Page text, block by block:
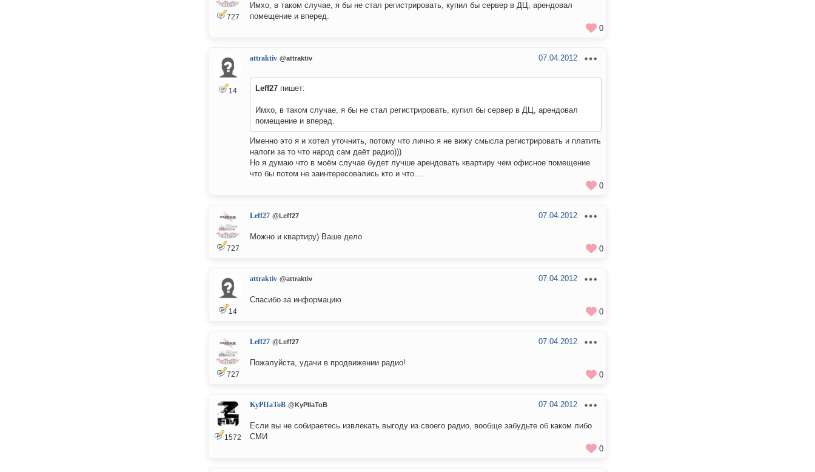
727
Имхо, в таком случае, я бы не стал регистрировать, купил бы сервер в ДЦ, арендовал
помещение и вперед.
0
14
attraktiv @attraktiv 07.04.2012
Leff27 пишет:
Имхо, в таком случае, я бы не стал регистрировать, купил бы сервер в ДЦ, арендовал
помещение и вперед.
Именно это я и хотел уточнить, потому что лично я не вижу смысла регистрировать и платить
налоги за то что народ сам даёт радио)))
Но я думаю что в моём случае будет лучше арендовать квартиру чем офисное помещение
что бы потом не заинтересовались кто и что....
0
727
Leff27 @Leff27 07.04.2012
Можно и квартиру) Ваше дело
0
14
attraktiv @attraktiv 07.04.2012
Спасибо за информацию
0
727
Leff27 @Leff27 07.04.2012
Пожалуйста, удачи в продвижении радио!
0
1572
KyPIIaToB @KyPIIaToB 07.04.2012
Если вы не собираетесь извлекать выгоду из своего радио, вообще забудьте об каком либо
СМИ
0